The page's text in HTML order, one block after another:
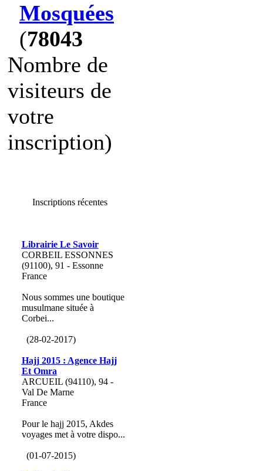
Mosquées
(78043
Nombre de
visiteurs de
votre
inscription)
Inscriptions récentes
Librairie Le Savoir
CORBEIL ESSONNES
(91100), 91 - Essonne
France
Nous sommes une boutique
musulmane située à
Corbei...
(28-02-2017)
Hajj 2015 : Agence Hajj
Et Omra
ARCUEIL (94110), 94 -
Val De Marne
France
Pour le hajj 2015, Akdes
voyages met à votre dispo...
(01-07-2015)